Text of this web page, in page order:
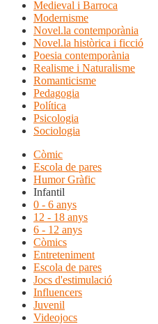
Medieval i Barroca
Modernisme
Novel.la contemporània
Novel.la històrica i ficció
Poesia contemporània
Realisme i Naturalisme
Romanticisme
Pedagogia
Política
Psicologia
Sociologia
Còmic
Escola de pares
Humor Gràfic
Infantil
0 - 6 anys
12 - 18 anys
6 - 12 anys
Còmics
Entreteniment
Escola de pares
Jocs d'estimulació
Influencers
Juvenil
Videojocs